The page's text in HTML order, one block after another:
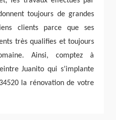
toujours de grandes
clients parce que ses
très qualifies et toujours
Ainsi, comptez à
Juanito qui s’implante
la rénovation de votre